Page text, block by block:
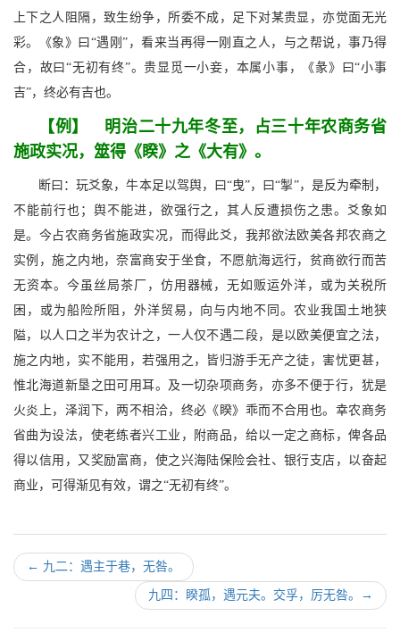
上下之人阻隔，致生纷争，所委不成，足下对某贵显，亦觉面无光
彩。《象》曰“遇刚”，看来当再得一刚直之人，与之帮说，事乃得
合，故曰“无初有终”。贵显觅一小妾，本属小事，《彖》曰“小事
吉”，终必有吉也。
【例】 明治二十九年冬至，占三十年农商务省
施政实况，筮得《睽》之《大有》。
断曰：玩爻象，牛本足以驾舆，曰“曳”，曰“掣”，是反为牵制，
不能前行也；舆不能进，欲强行之，其人反遭损伤之患。爻象如
是。今占农商务省施政实况，而得此爻，我邦欲法欧美各邦农商之
实例，施之内地，奈富商安于坐食，不愿航海远行，贫商欲行而苦
无资本。今虽丝局茶厂，仿用器械，无如贩运外洋，或为关税所
困，或为船险所阻，外洋贸易，向与内地不同。农业我国土地狭
隘，以人口之半为农计之，一人仅不遇二段，是以欧美便宜之法，
施之内地，实不能用，若强用之，皆归游手无产之徒，害忧更甚，
惟北海道新垦之田可用耳。及一切杂项商务，亦多不便于行，犹是
火炎上，泽润下，两不相洽，终必《睽》乖而不合用也。幸农商务
省曲为设法，使老练者兴工业，附商品，给以一定之商标，俾各品
得以信用，又奖励富商，使之兴海陆保险会社、银行支店，以奋起
商业，可得渐见有效，谓之“无初有终”。
← 九二：遇主于巷，无咎。
九四：睽孤，遇元夫。交孚，厉无咎。 →